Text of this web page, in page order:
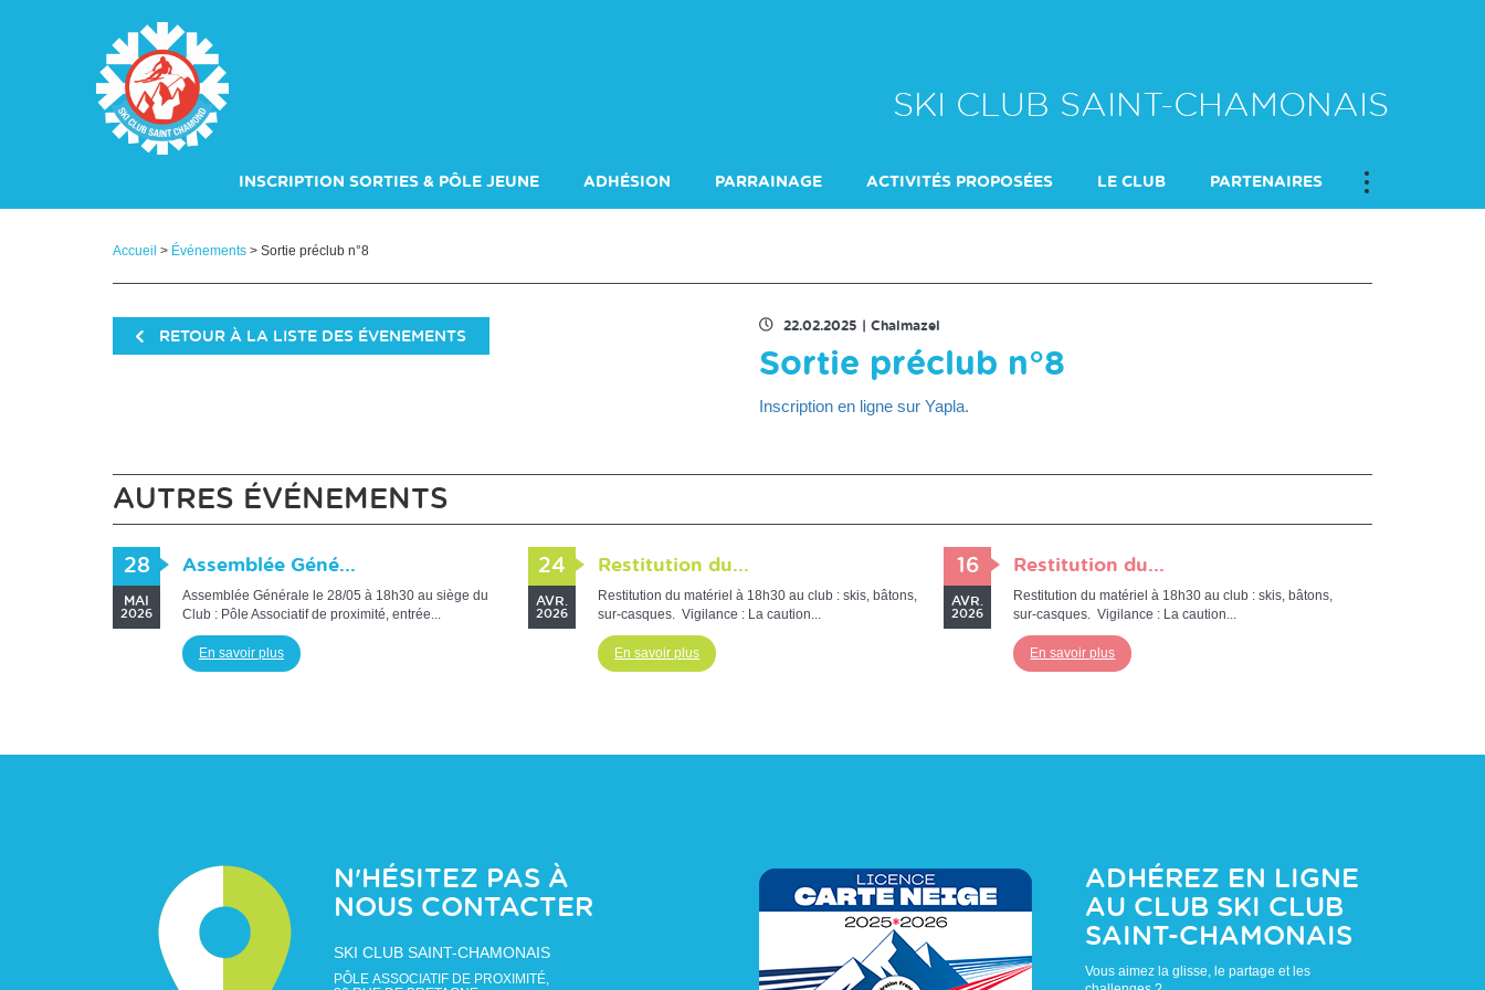
SKI CLUB SAINT-CHAMONAIS
INSCRIPTION SORTIES & PÔLE JEUNE ADHÉSION PARRAINAGE ACTIVITÉS PROPOSÉES LE CLUB PARTENAIRES
Accueil > Événements > Sortie préclub n°8
RETOUR À LA LISTE DES ÉVENEMENTS
22.02.2025 Chalmazel
Sortie préclub n°8
Inscription en ligne sur Yapla.
AUTRES ÉVÉNEMENTS
28
MAI
2026
Assemblée Géné...
Assemblée Générale le 28/05 à 18h30 au siège du
Club : Pôle Associatif de proximité, entrée...
En savoir plus
24
AVR.
2026
Restitution du...
Restitution du matériel à 18h30 au club : skis, bâtons,
sur-casques. Vigilance : La caution...
En savoir plus
16
AVR.
2026
Restitution du...
Restitution du matériel à 18h30 au club : skis, bâtons,
sur-casques. Vigilance : La caution...
En savoir plus
N'HÉSITEZ PAS À
NOUS CONTACTER
SKI CLUB SAINT-CHAMONAIS
PÔLE ASSOCIATIF DE PROXIMITÉ,
ADHÉREZ EN LIGNE
AU CLUB SKI CLUB
SAINT-CHAMONAIS
Vous aimez la glisse, le partage et les